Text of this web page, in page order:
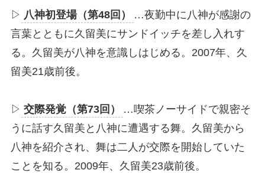
▷ 八神初登場（第48回）
…夜勤中に八神が感謝の
言葉とともに久留美にサンドイッチを差し入れす
る。久留美が八神を意識しはじめる。2007年、久
留美21歳前後。
▷ 交際発覚（第73回）
…喫茶ノーサイドで親密そ
うに話す久留美と八神に遭遇する舞。久留美から
八神を紹介され、舞は二人が交際を開始していた
ことを知る。2009年、久留美23歳前後。